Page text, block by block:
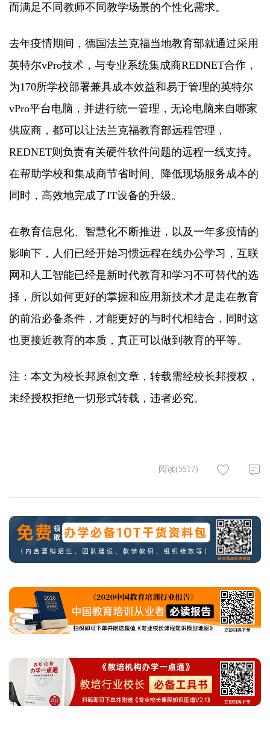
而满足不同教师不同教学场景的个性化需求。
去年疫情期间，德国法兰克福当地教育部就通过采用
英特尔vPro技术，与专业系统集成商REDNET合作，
为170所学校部署兼具成本效益和易于管理的英特尔
vPro平台电脑，并进行统一管理，无论电脑来自哪家
供应商，都可以让法兰克福教育部远程管理，
REDNET则负责有关硬件软件问题的远程一线支持。
在帮助学校和集成商节省时间、降低现场服务成本的
同时，高效地完成了IT设备的升级。
在教育信息化、智慧化不断推进，以及一年多疫情的
影响下，人们已经开始习惯远程在线办公学习，互联
网和人工智能已经是新时代教育和学习不可替代的选
择，所以如何更好的掌握和应用新技术才是走在教育
的前沿必备条件，才能更好的与时代相结合，同时这
也更接近教育的本质，真正可以做到教育的平等。
注：本文为校长邦原创文章，转载需经校长邦授权，
未经授权拒绝一切形式转载，违者必究。
阅读(5517)